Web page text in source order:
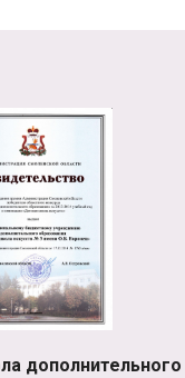
дополнительного